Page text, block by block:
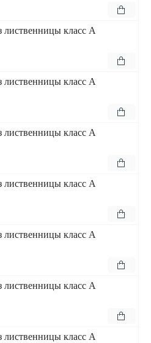
лиственницы класс А
лиственницы класс А
лиственницы класс А
лиственницы класс А
лиственницы класс А
лиственницы класс А
лиственницы класс А